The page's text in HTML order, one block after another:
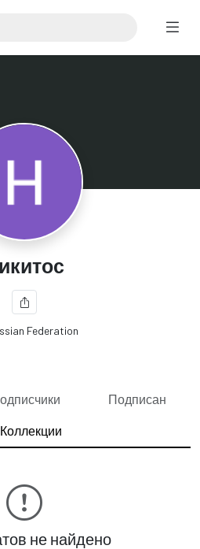
Federation
Подписан
Коллекции
не найдено